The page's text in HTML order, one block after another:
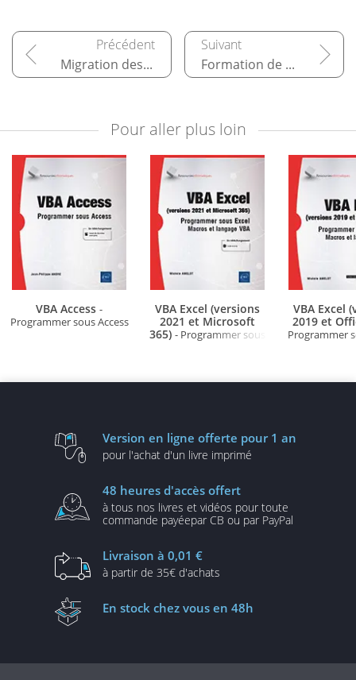
Migration des processus – Power Automate et Office Scripts Formation de vos utilisateurs
Pour aller plus loin
VBA Access -
Programmer sous Access
VBA Excel (versions
2021 et Microsoft
365) - Programmer sous
VBA Excel
2019 et
Programmer
Version en ligne offerte pour 1 an
pour l'achat d'un livre imprimé
48 heures d'accès offert
à tous nos livres et vidéos pour toute
commande payéepar CB ou par PayPal
Livraison à 0,01 €
à partir de 35€ d'achats
En stock chez vous en 48h